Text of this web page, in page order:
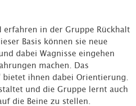
erfahren in der Gruppe Rückhalt
Basis können sie neue
dabei Wagnisse eingehen
machen. Das
bietet ihnen dabei Orientierung.
und die Gruppe lernt auch
die Beine zu stellen.